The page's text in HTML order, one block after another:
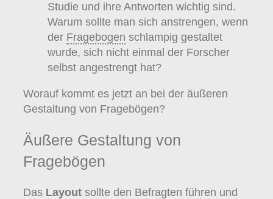
Studie und ihre Antworten wichtig sind.
Warum sollte man sich anstrengen, wenn
der Fragebogen schlampig gestaltet
wurde, sich nicht einmal der Forscher
selbst angestrengt hat?
Worauf kommt es jetzt an bei der äußeren
Gestaltung von Fragebögen?
Äußere Gestaltung von
Fragebögen
Das Layout sollte den Befragten führen und